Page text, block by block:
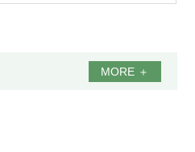
MORE ＋